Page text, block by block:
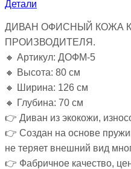
Детали
ДИВАН ОФИСНЫЙ КОЖА
ПРОИЗВОДИТЕЛЯ.
🔸 Артикул: ДОФМ-5
🔸 Высота: 80 см
🔸 Ширина: 126 см
🔸 Глубина: 70 см
👉 Диван из экокожи,
👉 Создан на основе
не теряет внешний вид
👉 Фабричное качество,